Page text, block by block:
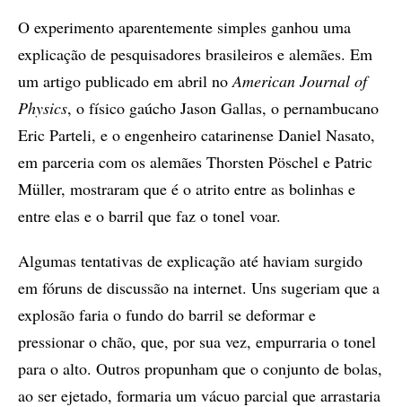
O experimento aparentemente simples ganhou uma
explicação de pesquisadores brasileiros e alemães. Em
um artigo publicado em abril noAmerican Journal of
Physics, o físico gaúcho Jason Gallas, o pernambucano
Eric Parteli, e o engenheiro catarinense Daniel Nasato,
em parceria com os alemães Thorsten Pöschel e Patric
Müller, mostraram que é o atrito entre as bolinhas e
entre elas e o barril que faz o tonel voar.
Algumas tentativas de explicação até haviam surgido
em fóruns de discussão na internet. Uns sugeriam que a
explosão faria o fundo do barril se deformar e
pressionar o chão, que, por sua vez, empurraria o tonel
para o alto. Outros propunham que o conjunto de bolas,
ao ser ejetado, formaria um vácuo parcial que arrastaria